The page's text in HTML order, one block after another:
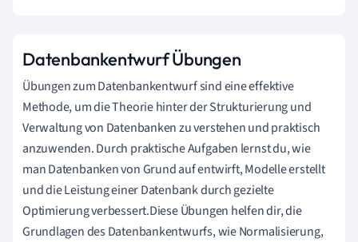
Datenbankentwurf Übungen
Übungen zum Datenbankentwurf sind eine effektive
Methode, um die Theorie hinter der Strukturierung und
Verwaltung von Datenbanken zu verstehen und praktisch
anzuwenden. Durch praktische Aufgaben lernst du, wie
man Datenbanken von Grund auf entwirft, Modelle erstellt
und die Leistung einer Datenbank durch gezielte
Optimierung verbessert.Diese Übungen helfen dir, die
Grundlagen des Datenbankentwurfs, wie Normalisierung,